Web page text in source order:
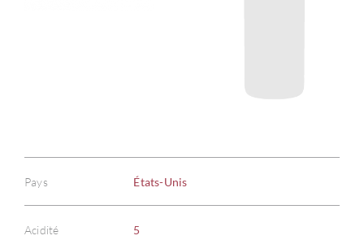
Pays États-Unis
Acidité 5